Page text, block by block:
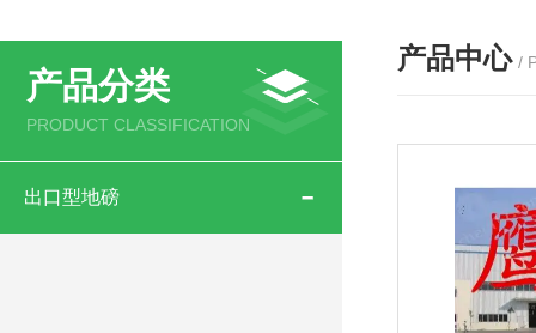
产品分类
PRODUCT CLASSIFICATION
出口型地磅
产品中心 /